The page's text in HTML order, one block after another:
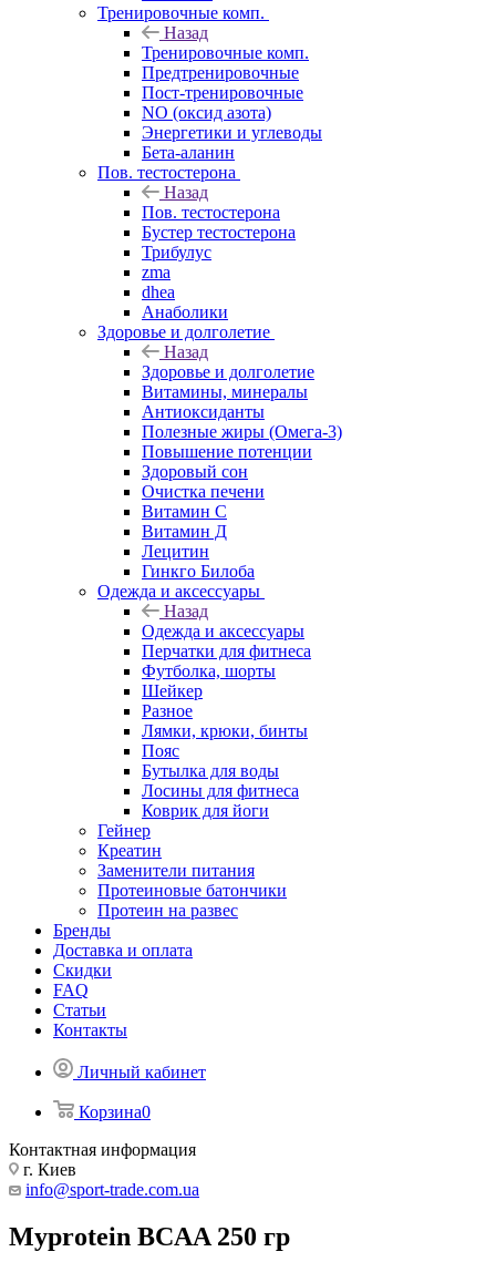
Тренировочные комп.
Назад
Тренировочные комп.
Предтренировочные
Пост-тренировочные
NO (оксид азота)
Энергетики и углеводы
Бета-аланин
Пов. тестостерона
Назад
Пов. тестостерона
Бустер тестостерона
Трибулус
zma
dhea
Анаболики
Здоровье и долголетие
Назад
Здоровье и долголетие
Витамины, минералы
Антиоксиданты
Полезные жиры (Омега-3)
Повышение потенции
Здоровый сон
Очистка печени
Витамин С
Витамин Д
Лецитин
Гинкго Билоба
Одежда и аксессуары
Назад
Одежда и аксессуары
Перчатки для фитнеса
Футболка, шорты
Шейкер
Разное
Лямки, крюки, бинты
Пояс
Бутылка для воды
Лосины для фитнеса
Коврик для йоги
Гейнер
Креатин
Заменители питания
Протеиновые батончики
Протеин на развес
Бренды
Доставка и оплата
Скидки
FAQ
Статьи
Контакты
Личный кабинет
Корзина0
Контактная информация
г. Киев
info@sport-trade.com.ua
Myprotein BCAA 250 гр